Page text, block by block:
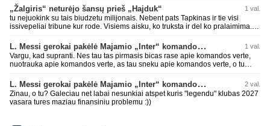
puikiausiai sugeneravo rekordini 1.1B revenue, kas stipriai prisidejo prie
milzinisko klubo vertes suoli siemet. Be to, tie 200 pamineti cia yra visiskai
on-point, jeigu jau musu mylimas D. prasneko apie klubo vertes kelima, arba
CR atveju - numusima.
„Žalgiris“ neturėjo šansų prieš „Hajduk“ 1 val.
tu nejuokink su tais biudzetu milijonais. Nebent pats Tapkinas ir tie visi
issivepeliai tribune kur rode. Visiems aisku, ko truksta ir del ko pralaimima.
ziniasklaidos, kuri isanalizuoti po pirsteli, ko kam truksta, tai nei kalnietis nei
kasperunas nesusigaudys. Aciu, mercys, lauksim wilno grietineles
besivaipanciu itamet Konfu lygoje 20 tukst. stadione...jei makleriui tapinui
neatsibos sitas projektas
L. Messi gerokai pakėlė Majamio „Inter“ komandos vertę 1 val.
Vargu, kad supranti. Nes tau tas pirmasis bicas rase apie komandos verte,
nuotrauka apie komandos verte, as tau sneku apie komandos verte, o tu
pasaulyje pagal tai, bet uzima antra vieta po Realo pagal klubine verte
pasaulyje. Tokios ten ir finansines problemos pas ta Al Nassr kai PIF vienu
rankos mostu galetu viska nubraukti jeigu noretu. Siaip tas PIF savo
priziurimus klubus galetu arabuose griezciau kontroliuoti nes rinka nesveikai
L. Messi gerokai pakėlė Majamio „Inter“ komandos vertę 2 val.
Zinau, o tu? Galeciau net labai nesunkiai atspet kuris "legendu" klubas 2027
vasara tures maziau finansiniu problemu :))